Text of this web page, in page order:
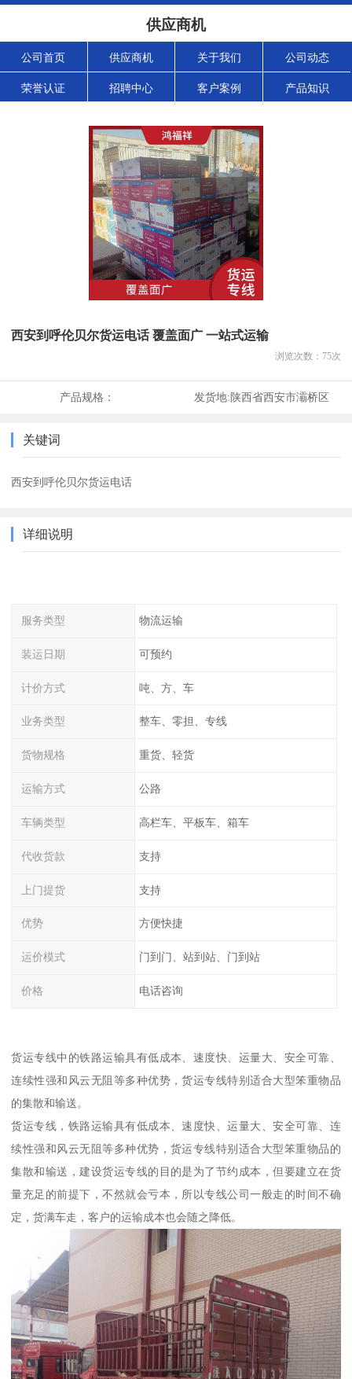
供应商机
公司首页 供应商机 关于我们 公司动态
荣誉认证 招聘中心 客户案例 产品知识
西安到呼伦贝尔货运电话 覆盖面广 一站式运输
浏览次数： 75次
产品规格： 发货地:陕西省西安市灞桥区
关键词
西安到呼伦贝尔货运电话
详细说明
服务类型 物流运输
装运日期 可预约
计价方式 吨、方、车
业务类型 整车、零担、专线
货物规格 重货、轻货
运输方式 公路
车辆类型 高栏车、平板车、箱车
代收货款 支持
上门提货 支持
优势 方便快捷
运价模式 门到门、站到站、门到站
价格 电话咨询
货运专线中的铁路运输具有低成本、速度快、运量大、安全可靠、
连续性强和风云无阻等多种优势，货运专线特别适合大型笨重物品
的集散和输送。
货运专线，铁路运输具有低成本、速度快、运量大、安全可靠、连
续性强和风云无阻等多种优势，货运专线特别适合大型笨重物品的
集散和输送，建设货运专线的目的是为了节约成本，但要建立在货
量充足的前提下，不然就会亏本，所以专线公司一般走的时间不确
定，货满车走，客户的运输成本也会随之降低。